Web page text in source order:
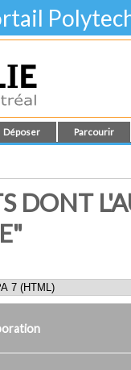
Déposer Parcourir
DONT